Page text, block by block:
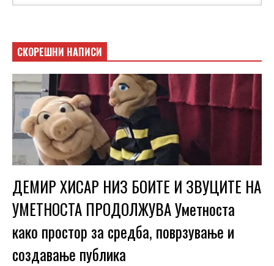
СКОРЕШНИ НАПИСИ
ДЕМИР ХИСАР НИЗ БОИТЕ И ЗВУЦИТЕ НА
УМЕТНОСТА ПРОДОЛЖУВА Уметноста
како простор за средба, поврзување и
создавање публика